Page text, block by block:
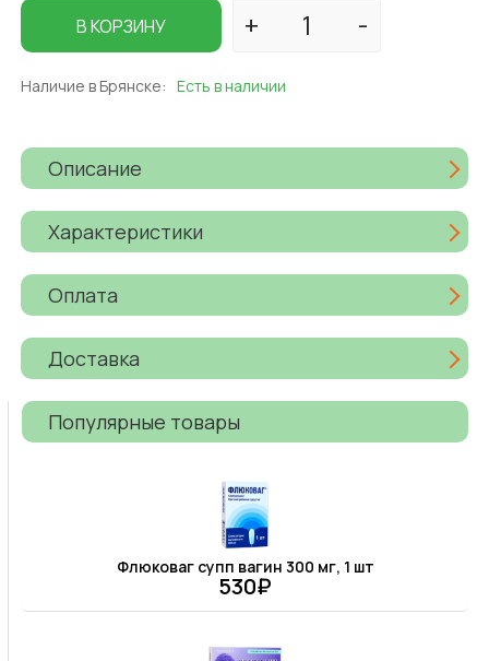
В КОРЗИНУ
Наличие в Брянске: Есть в наличии
Описание
Характеристики
Оплата
Доставка
Популярные товары
Флюковаг супп вагин 300 мг, 1 шт
530₽